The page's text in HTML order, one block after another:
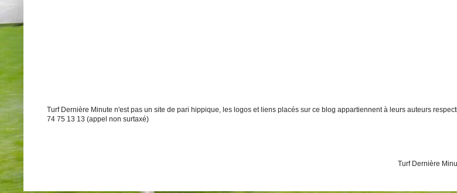
Turf Dernière Minute n'est pas un site de pari hippique, les logos et liens placés sur ce blog appartiennent à leurs auteurs
74 75 13 13 (appel non surtaxé)
Turf Dernière